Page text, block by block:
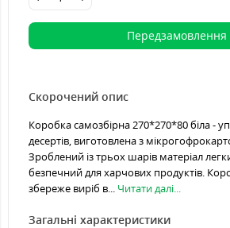
Передзамовлення
Скорочений опис
Коробка самозбірна 270*270*80 біла -
десертів, виготовлена ​​з
Зроблений із трьох шарів матеріал
безпечний для харчових продуктів.
збереже виріб в... Читати далі...
Загальні характеристики